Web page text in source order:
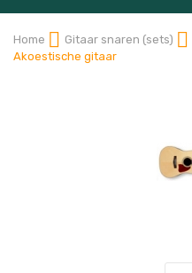
Home Gitaar snaren (sets)
Akoestische gitaar